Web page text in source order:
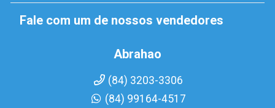
Fale com um de nossos vendedores
Abrahao
(84) 3203-3306
(84) 99164-4517